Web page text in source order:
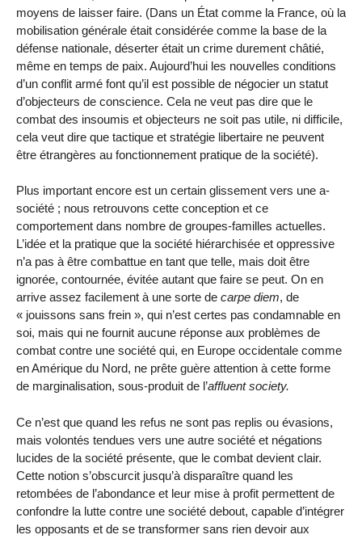
moyens de laisser faire. (Dans un État comme la France, où la
mobilisation générale était considérée comme la base de la
défense nationale, déserter était un crime durement châtié,
même en temps de paix. Aujourd’hui les nouvelles conditions
d’un conflit armé font qu’il est possible de négocier un statut
d’objecteurs de conscience. Cela ne veut pas dire que le
combat des insoumis et objecteurs ne soit pas utile, ni difficile,
cela veut dire que tactique et stratégie libertaire ne peuvent
être étrangères au fonctionnement pratique de la société).
Plus important encore est un certain glissement vers une a-
société ; nous retrouvons cette conception et ce
comportement dans nombre de groupes-familles actuelles.
L’idée et la pratique que la société hiérarchisée et oppressive
n’a pas à être combattue en tant que telle, mais doit être
ignorée, contournée, évitée autant que faire se peut. On en
arrive assez facilement à une sorte de carpe diem, de
« jouissons sans frein », qui n’est certes pas condamnable en
soi, mais qui ne fournit aucune réponse aux problèmes de
combat contre une société qui, en Europe occidentale comme
en Amérique du Nord, ne prête guère attention à cette forme
de marginalisation, sous-produit de l’affluent society.
Ce n’est que quand les refus ne sont pas replis ou évasions,
mais volontés tendues vers une autre société et négations
lucides de la société présente, que le combat devient clair.
Cette notion s’obscurcit jusqu’à disparaître quand les
retombées de l’abondance et leur mise à profit permettent de
confondre la lutte contre une société debout, capable d’intégrer
les opposants et de se transformer sans rien devoir aux